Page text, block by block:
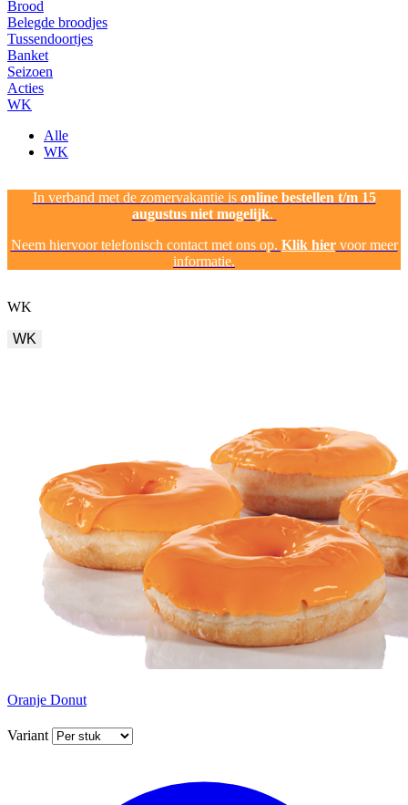
Brood
Belegde broodjes
Tussendoortjes
Banket
Seizoen
Acties
WK
Alle
WK
In verband met de zomervakantie is online bestellen t/m 15
augustus niet mogelijk.
Neem hiervoor telefonisch contact met ons op. Klik hiervoor meer
informatie.
WK
WK
Oranje Donut
Variant